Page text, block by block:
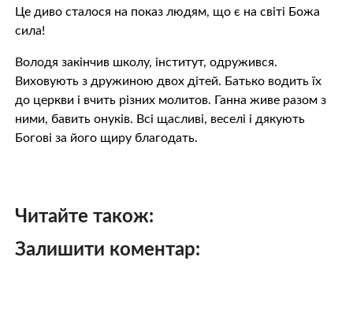
Це диво сталося на показ людям, що є на світі Божа
сила!
Володя закінчив школу, інститут, одружився.
Виховують з дружиною двох дітей. Батько водить їх
до церкви і вчить різних молитов. Ганна живе разом з
ними, бавить онуків. Всі щасливі, веселі і дякують
Богові за його щиру благодать.
Читайте також:
Залишити коментар: